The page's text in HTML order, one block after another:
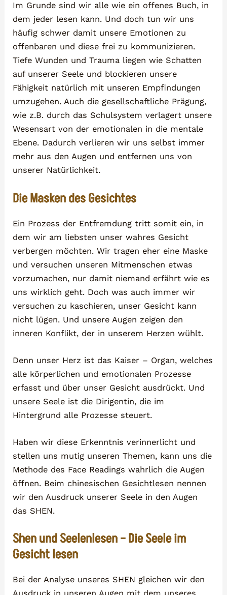
Im Grunde sind wir alle wie ein offenes Buch, in
dem jeder lesen kann. Und doch tun wir uns
häufig schwer damit unsere Emotionen zu
offenbaren und diese frei zu kommunizieren.
Tiefe Wunden und Trauma liegen wie Schatten
auf unserer Seele und blockieren unsere
Fähigkeit natürlich mit unseren Empfindungen
umzugehen. Auch die gesellschaftliche Prägung,
wie z.B. durch das Schulsystem verlagert unsere
Wesensart von der emotionalen in die mentale
Ebene. Dadurch verlieren wir uns selbst immer
mehr aus den Augen und entfernen uns von
unserer Natürlichkeit.
Die Masken des Gesichtes
Ein Prozess der Entfremdung tritt somit ein, in
dem wir am liebsten unser wahres Gesicht
verbergen möchten. Wir tragen eher eine Maske
und versuchen unseren Mitmenschen etwas
vorzumachen, nur damit niemand erfährt wie es
uns wirklich geht. Doch was auch immer wir
versuchen zu kaschieren, unser Gesicht kann
nicht lügen. Und unsere Augen zeigen den
inneren Konflikt, der in unserem Herzen wühlt.
Denn unser Herz ist das Kaiser – Organ, welches
alle körperlichen und emotionalen Prozesse
erfasst und über unser Gesicht ausdrückt. Und
unsere Seele ist die Dirigentin, die im
Hintergrund alle Prozesse steuert.
Haben wir diese Erkenntnis verinnerlicht und
stellen uns mutig unseren Themen, kann uns die
Methode des Face Readings wahrlich die Augen
öffnen. Beim chinesischen Gesichtlesen nennen
wir den Ausdruck unserer Seele in den Augen
das SHEN.
Shen und Seelenlesen – Die Seele im
Gesicht lesen
Bei der Analyse unseres SHEN gleichen wir den